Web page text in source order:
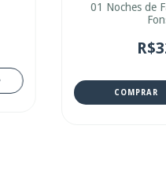
01 Noches de
COMPRAR